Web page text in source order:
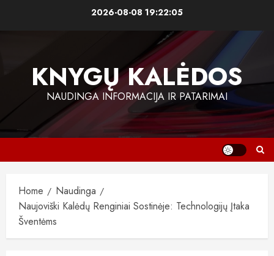
2026-08-08 19:22:05
KNYGŲ KALĖDOS
NAUDINGA INFORMACIJA IR PATARIMAI
Home
Naudinga
Naujoviški Kalėdų Renginiai Sostinėje: Technologijų Įtaka
Šventėms